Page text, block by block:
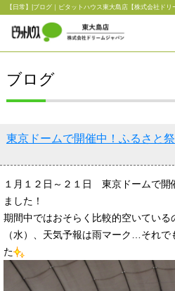
【日常】|ブログ｜ピタットハウス東大島店【株式会社ドリ
ブログ
東京ドームで開催中！ふるさと祭
１月１２日～２１日 東京ドームで開
ました！
期間中ではおそらく比較的空いている
（水）、天気予報は雨マーク…それ
た